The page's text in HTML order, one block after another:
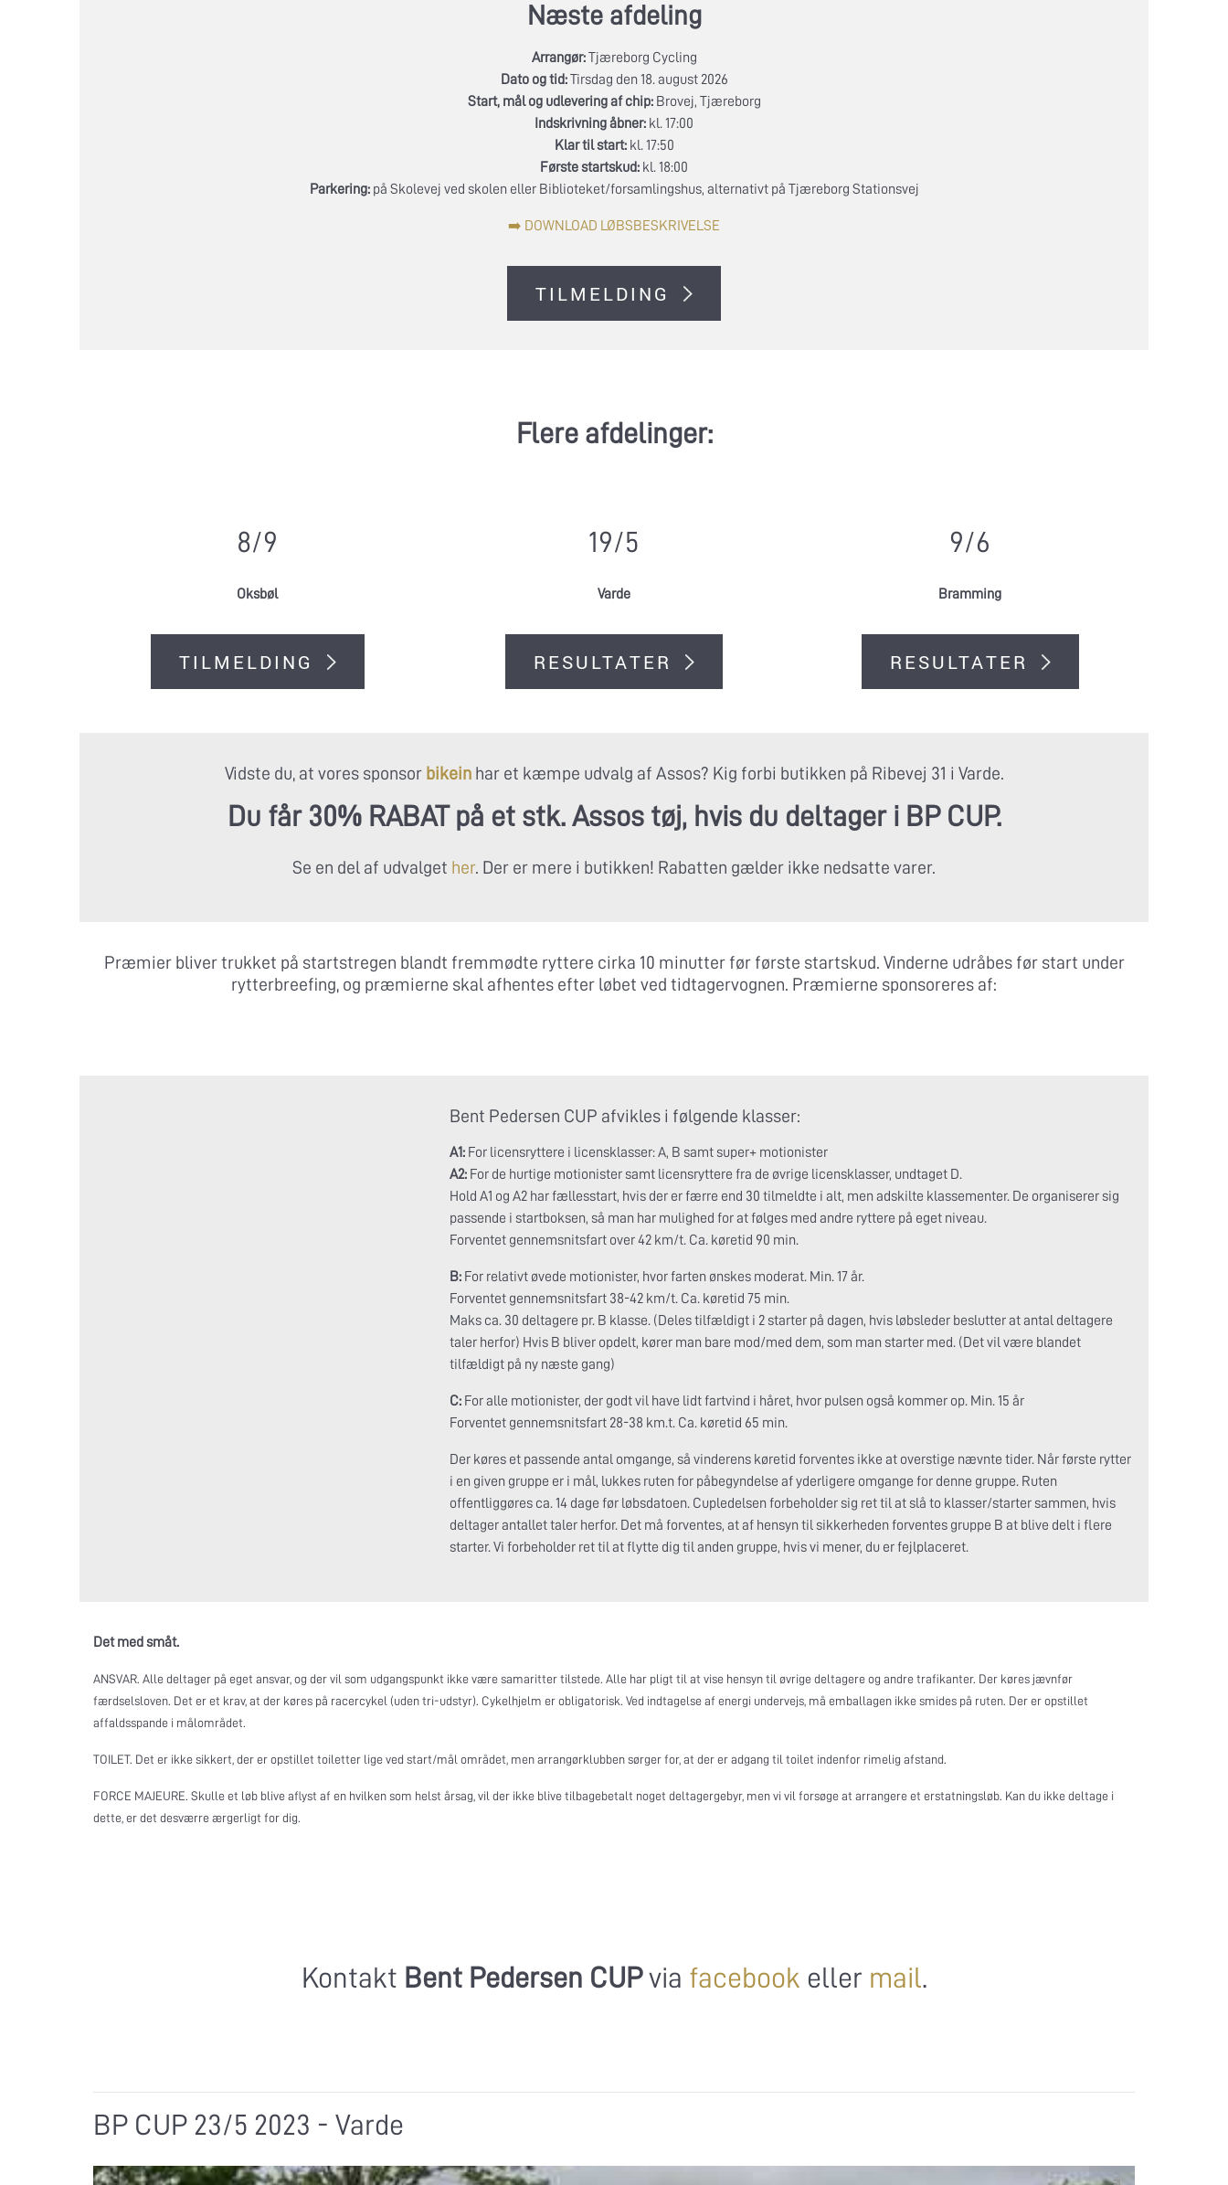
Næste afdeling
Arrangør:Tjæreborg Cycling
Dato og tid:Tirsdag den 18. august 2026
Start, mål og udlevering af chip:Brovej, Tjæreborg
Indskrivning åbner: kl. 17:00
Klar til start:kl. 17:50
Første startskud: kl. 18:00
Parkering:på Skolevej ved skolen eller Biblioteket/forsamlingshus, alternativt på Tjæreborg Stationsvej
➡️ DOWNLOAD LØBSBESKRIVELSE
TILMELDING
Flere afdelinger:
8/9
Oksbøl
TILMELDING
19/5
Varde
RESULTATER
9/6
Bramming
RESULTATER
Vidste du, at vores sponsor bikeinhar et kæmpe udvalg af Assos? Kig forbi butikken på Ribevej 31 i Varde.
Du får 30% RABAT på et stk. Assos tøj, hvis du deltager i BP CUP.
Se en del af udvalget her. Der er mere i butikken! Rabatten gælder ikke nedsatte varer.
Præmier bliver trukket på startstregen blandt fremmødte ryttere cirka 10 minutter før første startskud. Vinderne udråbes før start under
rytterbreefing, og præmierne skal afhentes efter løbet ved tidtagervognen. Præmierne sponsoreres af:
Bent Pedersen CUP afvikles i følgende klasser:
A1:For licensryttere i licensklasser: A, B samt super+ motionister
A2:For de hurtige motionister samt licensryttere fra de øvrige licensklasser, undtaget D.
Hold A1 og A2 har fællesstart, hvis der er færre end 30 tilmeldte i alt, men adskilte klassementer. De organiserer sig
passende i startboksen, så man har mulighed for at følges med andre ryttere på eget niveau.
Forventet gennemsnitsfart over 42 km/t. Ca. køretid 90 min.
B:For relativt øvede motionister, hvor farten ønskes moderat. Min. 17 år.
Forventet gennemsnitsfart 38-42 km/t. Ca. køretid 75 min.
Maks ca. 30 deltagere pr. B klasse. (Deles tilfældigt i 2 starter på dagen, hvis løbsleder beslutter at antal deltagere
taler herfor) Hvis B bliver opdelt, kører man bare mod/med dem, som man starter med. (Det vil være blandet
tilfældigt på ny næste gang)
C:For alle motionister, der godt vil have lidt fartvind i håret, hvor pulsen også kommer op. Min. 15 år
Forventet gennemsnitsfart 28-38 km.t. Ca. køretid 65 min.
Der køres et passende antal omgange, så vinderens køretid forventes ikke at overstige nævnte tider. Når første rytter
i en given gruppe er i mål, lukkes ruten for påbegyndelse af yderligere omgange for denne gruppe. Ruten
offentliggøres ca. 14 dage før løbsdatoen. Cupledelsen forbeholder sig ret til at slå to klasser/starter sammen, hvis
deltager antallet taler herfor. Det må forventes, at af hensyn til sikkerheden forventes gruppe B at blive delt i flere
starter. Vi forbeholder ret til at flytte dig til anden gruppe, hvis vi mener, du er fejlplaceret.
Det med småt.
ANSVAR. Alle deltager på eget ansvar, og der vil som udgangspunkt ikke være samaritter tilstede. Alle har pligt til at vise hensyn til øvrige deltagere og andre trafikanter. Der køres jævnfør
færdselsloven. Det er et krav, at der køres på racercykel (uden tri-udstyr). Cykelhjelm er obligatorisk. Ved indtagelse af energi undervejs, må emballagen ikke smides på ruten. Der er opstillet
affaldsspande i målområdet.
TOILET. Det er ikke sikkert, der er opstillet toiletter lige ved start/mål området, men arrangørklubben sørger for, at der er adgang til toilet indenfor rimelig afstand.
FORCE MAJEURE. Skulle et løb blive aflyst af en hvilken som helst årsag, vil der ikke blive tilbagebetalt noget deltagergebyr, men vi vil forsøge at arrangere et erstatningsløb. Kan du ikke deltage i
dette, er det desværre ærgerligt for dig.
Kontakt Bent Pedersen CUPvia facebook eller mail.
BP CUP 23/5 2023 - Varde